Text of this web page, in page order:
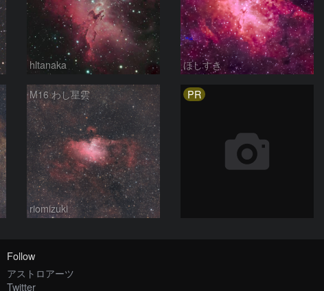
hltanaka ほしすき
M16 わし星雲
riomizuki
PR
Follow
アストロアーツ
Twitter